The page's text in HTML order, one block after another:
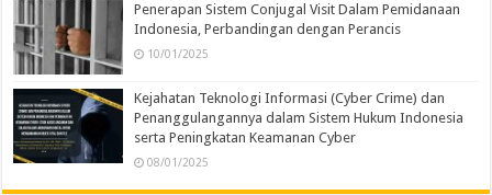
Penerapan Sistem Conjugal Visit Dalam Pemidanaan
Indonesia, Perbandingan dengan Perancis
10/01/2025
Kejahatan Teknologi Informasi (Cyber Crime) dan
Penanggulangannya dalam Sistem Hukum Indonesia
serta Peningkatan Keamanan Cyber
08/01/2025